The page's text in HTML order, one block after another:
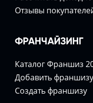
Отзывы
ФРАНЧАЙЗИНГ
Каталог Франшиз
Добавить франшизу
Создать франшизу